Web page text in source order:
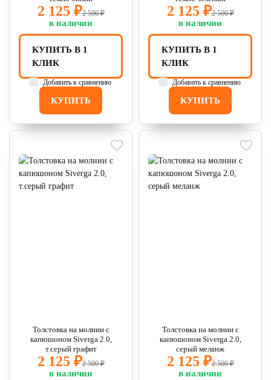
2 125 ₽2 500 ₽
в наличии
КУПИТЬ
КУПИТЬ В 1
КЛИК
Добавить к сравнению
2 125 ₽2 500 ₽
в наличии
КУПИТЬ
КУПИТЬ В 1
КЛИК
Добавить к сравнению
Толстовка на молнии с
капюшоном Siverga 2.0,
т.серый графит
2 125 ₽2 500 ₽
в наличии
Толстовка на молнии с
капюшоном Siverga 2.0,
серый меланж
2 125 ₽2 500 ₽
в наличии